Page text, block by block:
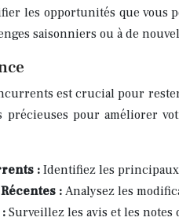
les opportunités que vous
saisonniers ou à de
est crucial pour
pour améliorer
: Identifiez les
: Analysez les
Surveillez les avis et les